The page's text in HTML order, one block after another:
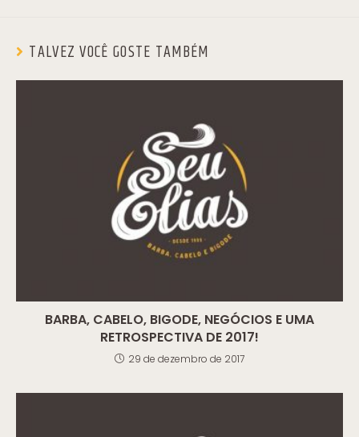
TALVEZ VOCÊ GOSTE TAMBÉM
BARBA, CABELO, BIGODE, NEGÓCIOS E UMA
RETROSPECTIVA DE 2017!
29 de dezembro de 2017